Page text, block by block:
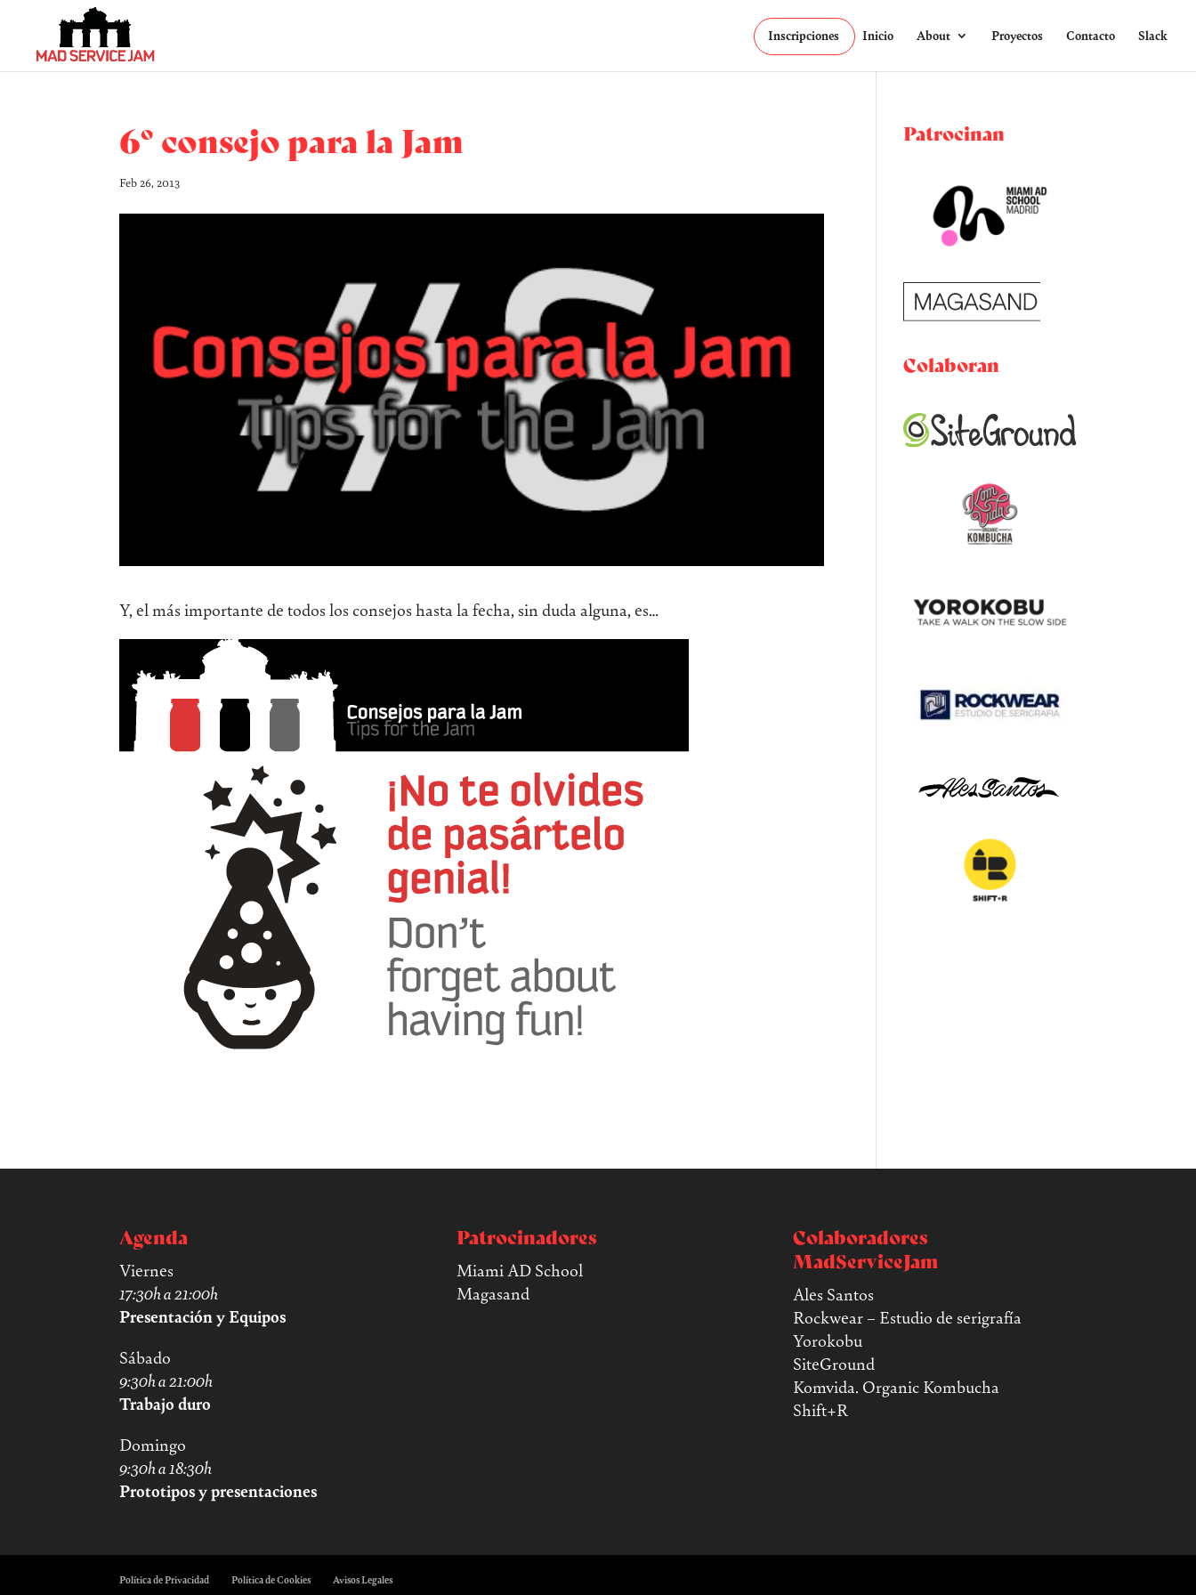
Inscripciones Inicio About Proyectos Contacto Slack
6º consejo para la Jam
Feb 26, 2013
Y, el más importante de todos los consejos hasta la fecha, sin duda alguna, es…
Patrocinan
Colaboran
Agenda
Viernes
17:30h a 21:00h
Presentación y Equipos
Sábado
9:30h a 21:00h
Trabajo duro
Domingo
9:30h a 18:30h
Prototipos y presentaciones
Patrocinadores
Miami AD School
Magasand
Colaboradores
MadServiceJam
Ales Santos
Rockwear – Estudio de serigrafía
Yorokobu
SiteGround
Komvida. Organic Kombucha
Shift+R
Política de Privacidad Política de Cookies Avisos Legales